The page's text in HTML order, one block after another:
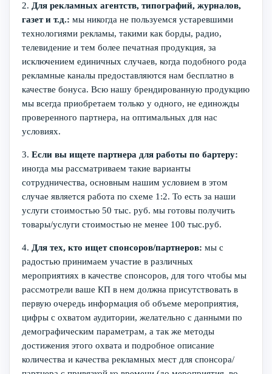
2. Для рекламных агентств, типографий, журналов,
газет и т.д.: мы никогда не пользуемся устаревшими
технологиями рекламы, такими как борды, радио,
телевидение и тем более печатная продукция, за
исключением единичных случаев, когда подобного рода
рекламные каналы предоставляются нам бесплатно в
качестве бонуса. Всю нашу брендированную продукцию
мы всегда приобретаем только у одного, не единожды
проверенного партнера, на оптимальных для нас
условиях.
3. Если вы ищете партнера для работы по бартеру:
иногда мы рассматриваем такие варианты
сотрудничества, основным нашим условием в этом
случае является работа по схеме 1:2. То есть за наши
услуги стоимостью 50 тыс. руб. мы готовы получить
товары/услуги стоимостью не менее 100 тыс.руб.
4. Для тех, кто ищет спонсоров/партнеров: мы с
радостью принимаем участие в различных
мероприятиях в качестве спонсоров, для того чтобы мы
рассмотрели ваше КП в нем должна присутствовать в
первую очередь информация об объеме мероприятия,
цифры с охватом аудитории, желательно с данными по
демографическим параметрам, а так же методы
достижения этого охвата и подробное описание
количества и качества рекламных мест для спонсора/